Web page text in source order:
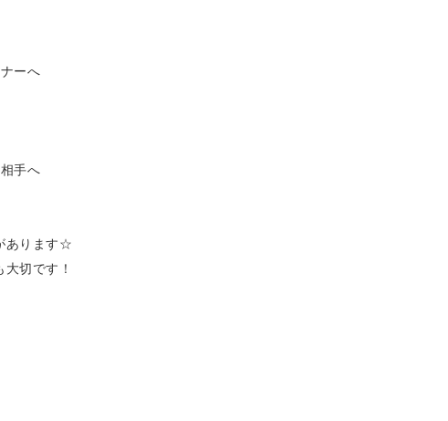
ーへ
手へ
あります☆
切です！